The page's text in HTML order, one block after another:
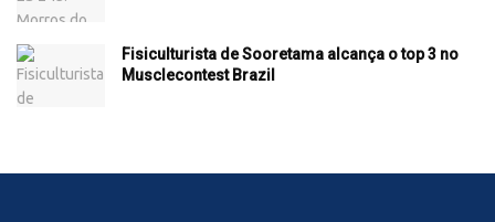
Fisiculturista de Sooretama alcança o top 3 no
Musclecontest Brazil